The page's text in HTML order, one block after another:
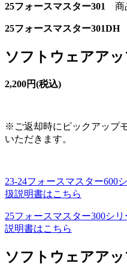
25フォースマスター301 商
25フォースマスター301DH
ソフトウェアア
2,200円(税込)
※ご返却時にピックアップ
いただきます。
23-24フォースマスター
扱説明書はこちら
25フォースマスター300シ
説明書はこちら
ソフトウェアア